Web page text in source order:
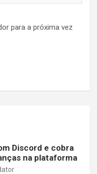
para a próxima vez
Discord e cobra
na plataforma